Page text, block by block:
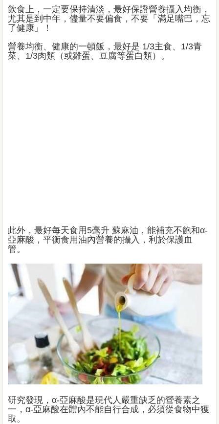
飲食上，一定要保持清淡，最好保證營養攝入均衡，
尤其是到中年，儘量不要偏食，不要「滿足嘴巴，忘
了健康」！
營養均衡、健康的一頓飯，最好是 1/3主食、1/3青
菜、1/3肉類（或雞蛋、豆腐等蛋白類）。
此外，最好每天食用5毫升 蘇麻油，能補充不飽和α-
亞麻酸，平衡食用油內營養的攝入，利於保護血
管。
研究發現，α-亞麻酸是現代人嚴重缺乏的營養素之
一，α-亞麻酸在體內不能自行合成，必須從食物中獲
取。